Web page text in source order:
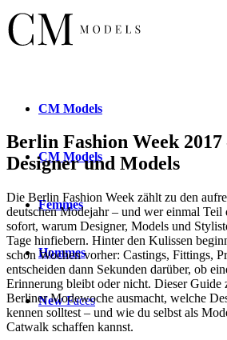
CM Models
CM Models
Femmes
Hommes
NewFaces
Berlin Fashion Week 2017
Designer und Models
Die Berlin Fashion Week zählt zu den
deutschen Modejahr – und wer einmal Teil
sofort, warum Designer, Models und
Tage hinfiebern. Hinter den Kulissen
schon Wochen vorher: Castings, Fittings,
entscheiden dann Sekunden darüber, ob
Erinnerung bleibt oder nicht. Dieser Guide
Berliner Modewoche ausmacht, welche
kennen solltest – und wie du selbst als
Catwalk schaffen kannst.